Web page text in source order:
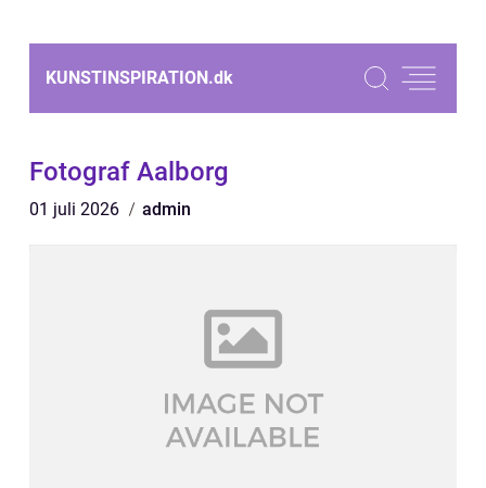
KUNSTINSPIRATION.dk
Fotograf Aalborg
01 juli 2026 admin